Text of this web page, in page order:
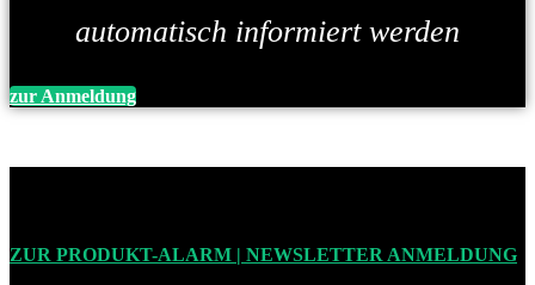
automatisch informiert werden
zur Anmeldung
ZUR PRODUKT-ALARM | NEWSLETTER ANMELDUNG